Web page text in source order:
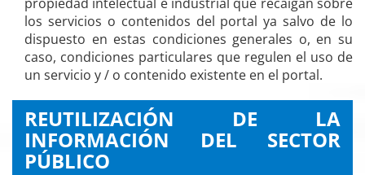
los servicios o contenidos del portal ya salvo de lo
dispuesto en estas condiciones generales o, en su
caso, condiciones particulares que regulen el uso de
un servicio y / o contenido existente en el portal.
REUTILIZACIÓN DE LA
INFORMACIÓN DEL SECTOR
PÚBLICO